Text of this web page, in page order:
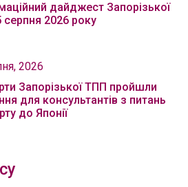
дайджест Запорізької
2026 року
2026
Запорізької ТПП пройшли
для консультантів з питань
до Японії